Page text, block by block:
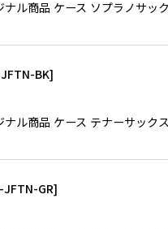
商品 ケース ソプラノサッ
BK]
商品 ケース テナーサック
JFTN-GR]